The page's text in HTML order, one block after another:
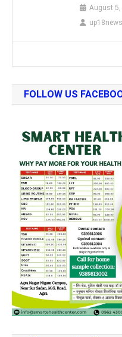
August 5,
up18news
FOLLOW US